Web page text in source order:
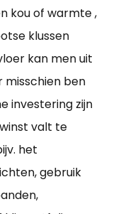
kou of warmte ,
klussen
kan men uit
misschien ben
investering zijn
valt te
het
gebruik